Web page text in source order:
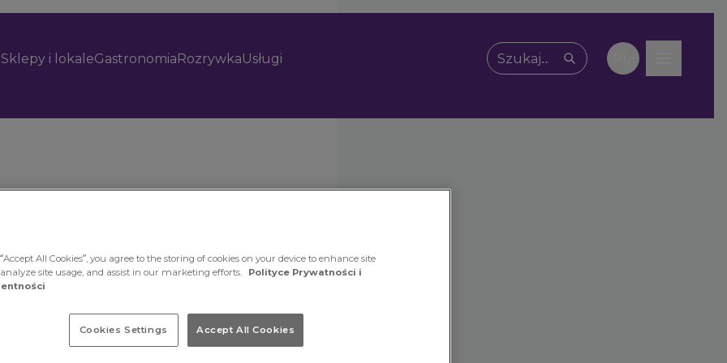
Sklepy i lokaleGastronomiaRozrywkaUsługi
Wpisz, czego szukasz
All Cookies”, you agree to the storing of cookies on your device to enhance site
site usage, and assist in our marketing efforts.
Polityce Prywatności i
Cookies Settings Accept All Cookies